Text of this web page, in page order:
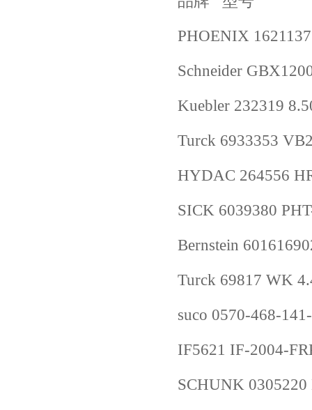
PHOENIX 1621137
Schneider
Kuebler 232319
Turck 6933353
HYDAC 264556
SICK 6039380
Bernstein
Turck 69817 WK
suco 0570-468-
IF5621 IF-2004-
SCHUNK